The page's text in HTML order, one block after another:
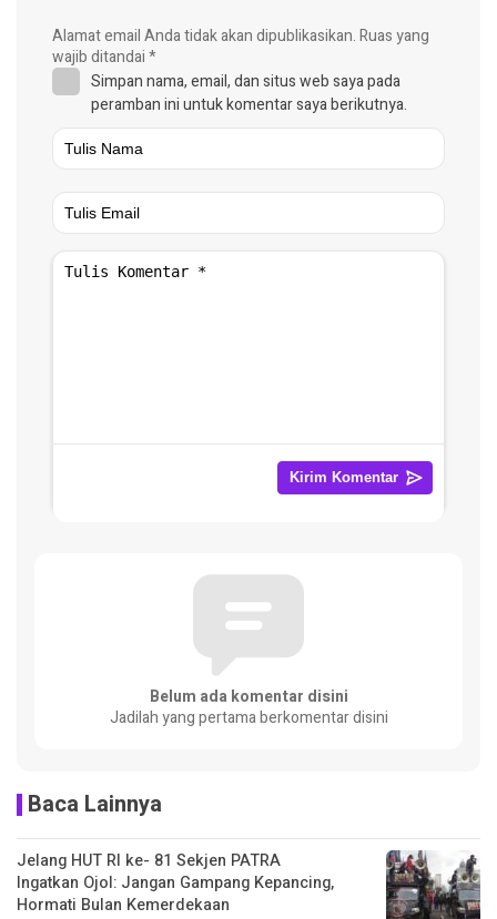
Alamat email Anda tidak akan dipublikasikan.Ruas yang
wajib ditandai*
Simpan nama, email, dan situs web saya pada
peramban ini untuk komentar saya berikutnya.
Belum ada komentar disini
Jadilah yang pertama berkomentar disini
Baca Lainnya
Jelang HUT RI ke- 81 Sekjen PATRA
Ingatkan Ojol: Jangan Gampang Kepancing,
Hormati Bulan Kemerdekaan